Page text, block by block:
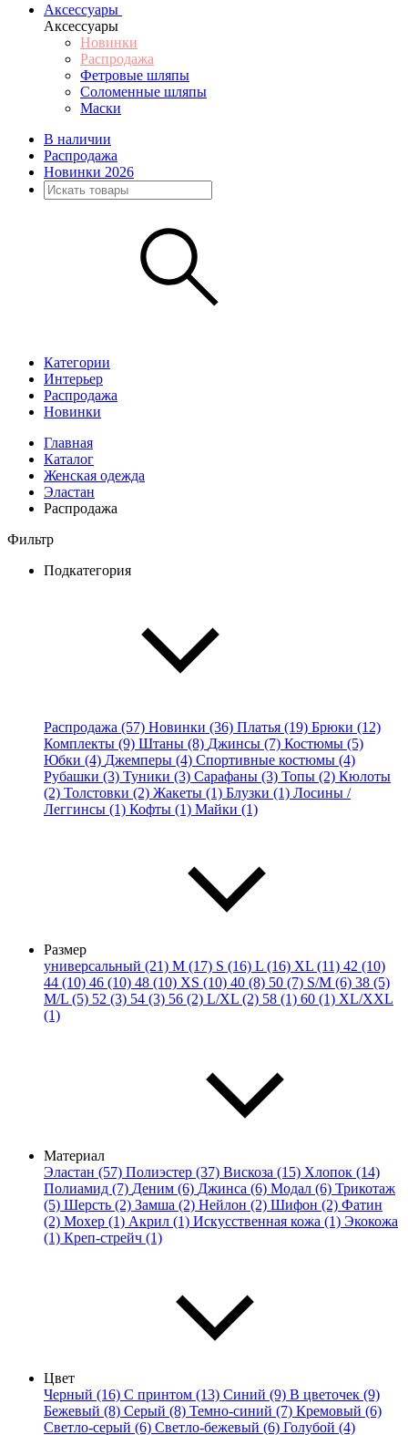
Аксессуары
Аксессуары
Новинки
Распродажа
Фетровые шляпы
Соломенные шляпы
Маски
В наличии
Распродажа
Новинки 2026
Категории
Интерьер
Распродажа
Новинки
Главная
Каталог
Женская одежда
Эластан
Распродажа
Фильтр
Подкатегория
Распродажа (57) Новинки (36) Платья (19) Брюки (12)
Комплекты (9) Штаны (8) Джинсы (7) Костюмы (5)
Юбки (4) Джемперы (4) Спортивные костюмы (4)
Рубашки (3) Туники (3) Сарафаны (3) Топы (2) Кюлоты
(2) Толстовки (2) Жакеты (1) Блузки (1) Лосины /
Леггинсы (1) Кофты (1) Майки (1)
Размер
универсальный (21) M (17) S (16) L (16) XL (11) 42 (10)
44 (10) 46 (10) 48 (10) XS (10) 40 (8) 50 (7) S/M (6) 38 (5)
M/L (5) 52 (3) 54 (3) 56 (2) L/XL (2) 58 (1) 60 (1) XL/XXL
(1)
Материал
Эластан (57) Полиэстер (37) Вискоза (15) Хлопок (14)
Полиамид (7) Деним (6) Джинса (6) Модал (6) Трикотаж
(5) Шерсть (2) Замша (2) Нейлон (2) Шифон (2) Фатин
(2) Мохер (1) Акрил (1) Искусственная кожа (1) Экокожа
(1) Креп-стрейч (1)
Цвет
Черный (16) С принтом (13) Синий (9) В цветочек (9)
Бежевый (8) Серый (8) Темно-синий (7) Кремовый (6)
Светло-серый (6) Светло-бежевый (6) Голубой (4)